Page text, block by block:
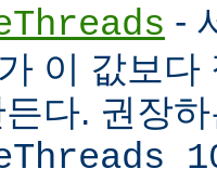
-
이 값보다
다. 권장